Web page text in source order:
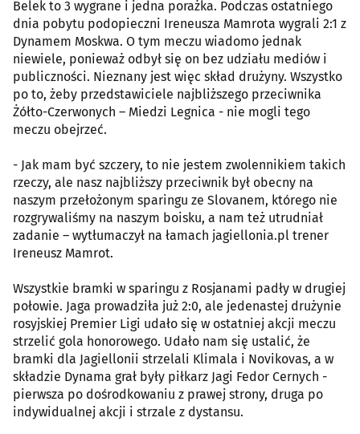
Belek to 3 wygrane i jedna porażka. Podczas ostatniego
dnia pobytu podopieczni Ireneusza Mamrota wygrali 2:1 z
Dynamem Moskwa. O tym meczu wiadomo jednak
niewiele, ponieważ odbył się on bez udziału mediów i
publiczności. Nieznany jest więc skład drużyny. Wszystko
po to, żeby przedstawiciele najbliższego przeciwnika
Żółto-Czerwonych – Miedzi Legnica - nie mogli tego
meczu obejrzeć.
- Jak mam być szczery, to nie jestem zwolennikiem takich
rzeczy, ale nasz najbliższy przeciwnik był obecny na
naszym przełożonym sparingu ze Slovanem, którego nie
rozgrywaliśmy na naszym boisku, a nam też utrudniał
zadanie – wytłumaczył na łamach jagiellonia.pl trener
Ireneusz Mamrot.
Wszystkie bramki w sparingu z Rosjanami padły w drugiej
połowie. Jaga prowadziła już 2:0, ale jedenastej drużynie
rosyjskiej Premier Ligi udało się w ostatniej akcji meczu
strzelić gola honorowego. Udało nam się ustalić, że
bramki dla Jagiellonii strzelali Klimala i Novikovas, a w
składzie Dynama grał były piłkarz Jagi Fedor Cernych -
pierwsza po dośrodkowaniu z prawej strony, druga po
indywidualnej akcji i strzale z dystansu.